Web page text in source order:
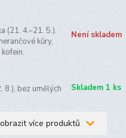
(21. 4.–21. 5.).
kůry,
Není skladem
8.), bez umělých
Skladem 1 ks
více produktů